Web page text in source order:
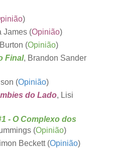
)
James (Opinião)
(Opinião)
Final, Brandon Sander
(Opinião)
do Lado, Lisi
- O Complexo dos
(Opinião)
Beckett (Opinião)